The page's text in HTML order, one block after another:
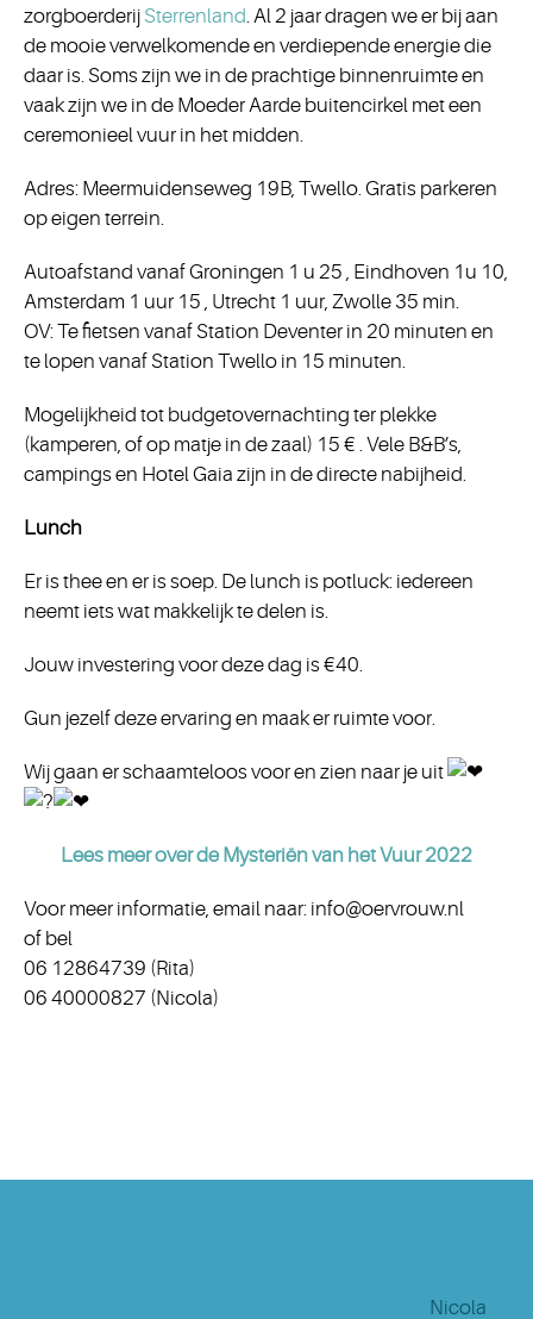
zorgboerderij Sterrenland. Al 2 jaar dragen we er bij aan
de mooie verwelkomende en verdiepende energie die
daar is. Soms zijn we in de prachtige binnenruimte en
vaak zijn we in de Moeder Aarde buitencirkel met een
ceremonieel vuur in het midden.
Adres: Meermuidenseweg 19B, Twello. Gratis parkeren
op eigen terrein.
Autoafstand vanaf Groningen 1 u 25 , Eindhoven 1u 10,
Amsterdam 1 uur 15 , Utrecht 1 uur, Zwolle 35 min.
OV: Te fietsen vanaf Station Deventer in 20 minuten en
te lopen vanaf Station Twello in 15 minuten.
Mogelijkheid tot budgetovernachting ter plekke
(kamperen, of op matje in de zaal) 15 € . Vele B&B’s,
campings en Hotel Gaia zijn in de directe nabijheid.
Lunch
Er is thee en er is soep. De lunch is potluck: iedereen
neemt iets wat makkelijk te delen is.
Jouw investering voor deze dag is €40.
Gun jezelf deze ervaring en maak er ruimte voor.
Wij gaan er schaamteloos voor en zien naar je uit
Lees meer over de Mysteriën van het Vuur 2022
Voor meer informatie, email naar: info@oervrouw.nl
of bel
06 12864739 (Rita)
06 40000827 (Nicola)
Nicola